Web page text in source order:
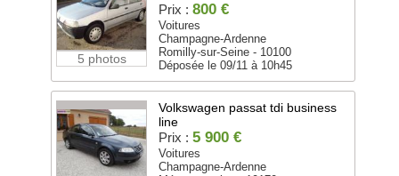
5 photos
Prix : 800 €
Voitures
Champagne-Ardenne
Romilly-sur-Seine - 10100
Déposée le 09/11 à 10h45
Volkswagen passat tdi business
line
Prix : 5 900 €
Voitures
Champagne-Ardenne